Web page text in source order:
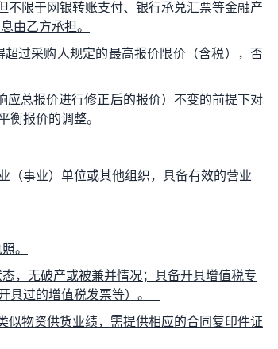
不限于网银转账支付、银行承兑汇票等金融产
由乙方承担。
过采购人规定的最高报价限价（含税），否
总报价进行修正后的报价）不变的前提下对
衡报价的调整。
（事业）单位或其他组织，具备有效的营业
。
，无破产或被兼并情况；具备开具增值税专
具过的增值税发票等）。
似物资供货业绩，需提供相应的合同复印件证